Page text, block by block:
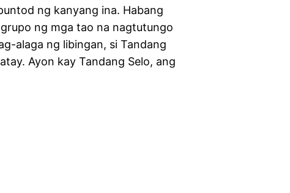
ng kanyang ina. Habang
ng mga tao na nagtutungo
alaga ng libingan, si Tandang
Ayon kay Tandang Selo, ang